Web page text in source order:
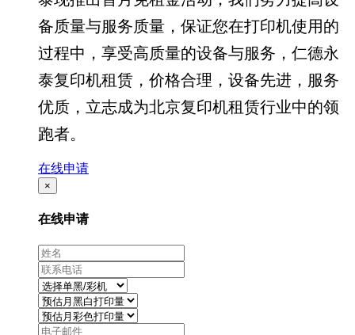
备质量与服务质量，保证您在打印机使用的
过程中，享受高质量的设备与服务，仁德永
泰复印机租赁，价格合理，设备先进，服务
优质，立志成为北京复印机租赁行业中的领
跑者。
在线申请
×
在线申请